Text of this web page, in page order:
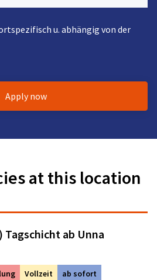
u. abhängig von der
Apply now
at this location
ab Unna
Vollzeit ab sofort